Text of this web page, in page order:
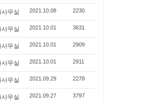
무실 2021.10.08 2230
무실 2021.10.01 3631
무실 2021.10.01 2909
무실 2021.10.01 2911
무실 2021.09.29 2278
무실 2021.09.27 3797